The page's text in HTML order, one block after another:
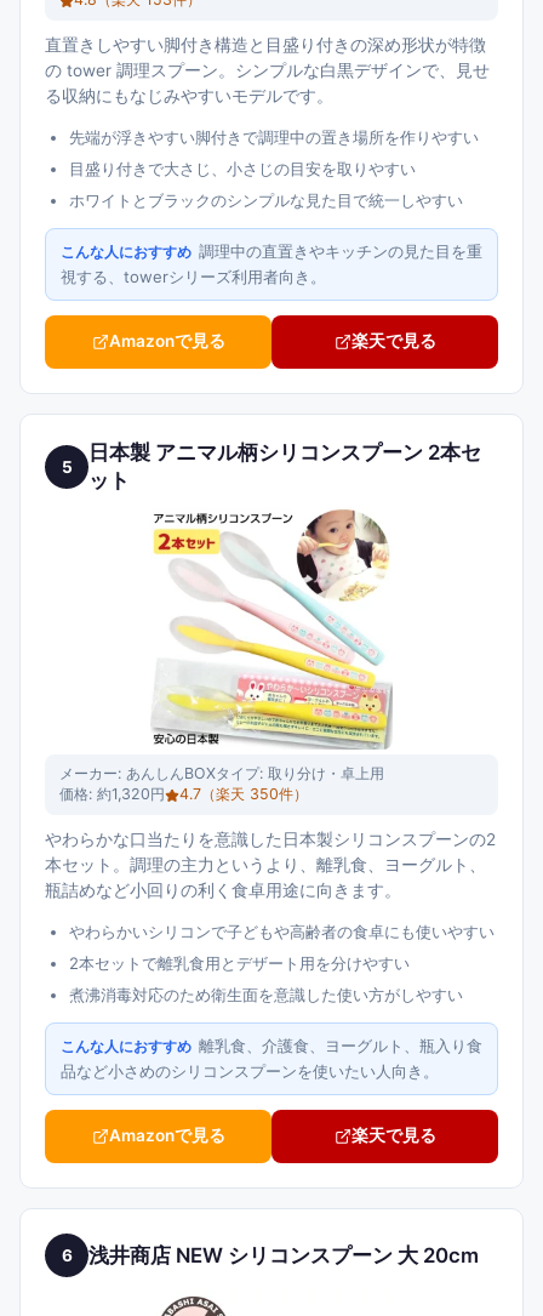
直置きしやすい脚付き構造と目盛り付きの深め形状が特徴
の tower 調理スプーン。シンプルな白黒デザインで、見せ
る収納にもなじみやすいモデルです。
先端が浮きやすい脚付きで調理中の置き場所を作りやすい
目盛り付きで大さじ、小さじの目安を取りやすい
ホワイトとブラックのシンプルな見た目で統一しやすい
こんな人におすすめ 調理中の直置きやキッチンの見た目を重
視する、towerシリーズ利用者向き。
Amazonで見る 楽天で見る
5
日本製 アニマル柄シリコンスプーン 2本セ
ット
メーカー: あんしんBOXタイプ: 取り分け・卓上用
価格: 約1,320円 4.7 （楽天 350件）
やわらかな口当たりを意識した日本製シリコンスプーンの2
本セット。調理の主力というより、離乳食、ヨーグルト、
瓶詰めなど小回りの利く食卓用途に向きます。
やわらかいシリコンで子どもや高齢者の食卓にも使いやすい
2本セットで離乳食用とデザート用を分けやすい
煮沸消毒対応のため衛生面を意識した使い方がしやすい
こんな人におすすめ 離乳食、介護食、ヨーグルト、瓶入り食
品など小さめのシリコンスプーンを使いたい人向き。
Amazonで見る 楽天で見る
6 浅井商店 NEW シリコンスプーン 大 20cm